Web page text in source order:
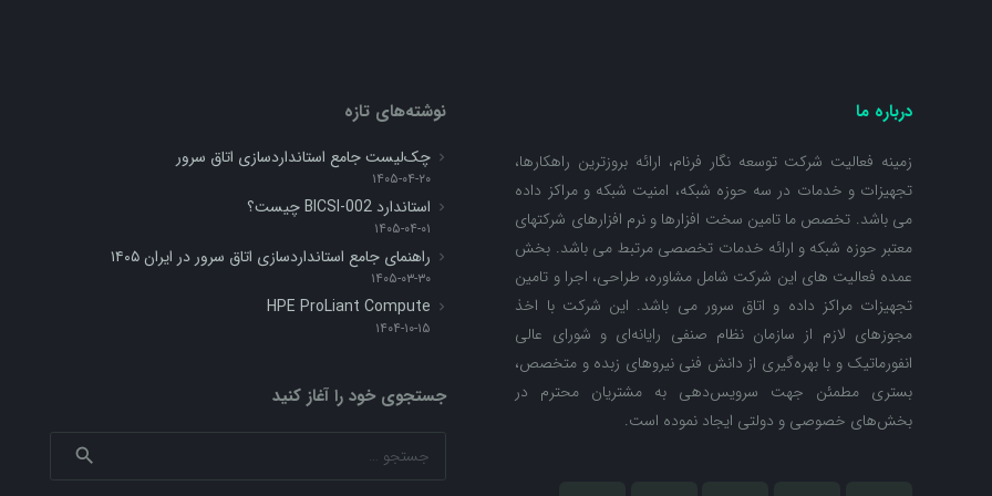
درباره ما
زمینه فعالیت شرکت توسعه نگار فرنام، ارائه بروزترین راهکارها،
تجهیزات و خدمات در سه حوزه شبکه، امنیت شبکه و مراکز داده
می باشد. تخصص ما تامین سخت افزارها و نرم افزارهای شرکتهای
معتبر حوزه شبکه و ارائه خدمات تخصصی مرتبط می باشد. بخش
عمده فعالیت های این شرکت شامل مشاوره، طراحی، اجرا و تامین
تجهیزات مراکز داده و اتاق سرور می باشد. این شرکت با اخذ
مجوزهای لازم از سازمان نظام صنفی رایانه‌ای و شورای عالی
انفورماتیک و با بهره‌گیری از دانش فنی نیروهای زبده و متخصص،
بستری مطمئن جهت سرویس‌دهی به مشتریان محترم در
بخش‌های خصوصی و دولتی ایجاد نموده است.
نوشته‌های تازه
چک‌لیست جامع استانداردسازی اتاق سرور
۱۴۰۵-۰۴-۲۰
استاندارد BICSI-002 چیست؟
۱۴۰۵-۰۴-۰۱
راهنمای جامع استانداردسازی اتاق سرور در ایران ۱۴۰۵
۱۴۰۵-۰۳-۳۰
HPE ProLiant Compute
۱۴۰۴-۱۰-۱۵
جستجوی خود را آغاز کنید
برای: